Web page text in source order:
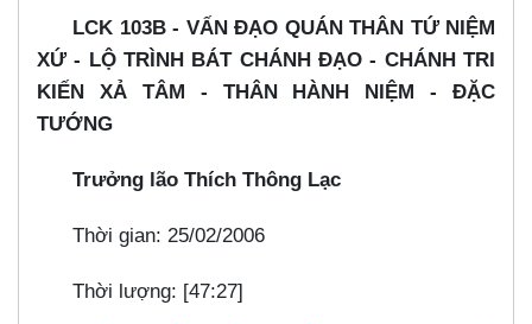
LCK 103B - VẤN ĐẠO QUÁN THÂN TỨ NIỆM
XỨ - LỘ TRÌNH BÁT CHÁNH ĐẠO - CHÁNH TRI
KIẾN XẢ TÂM - THÂN HÀNH NIỆM - ĐẶC
TƯỚNG
Trưởng lão Thích Thông Lạc
Thời gian: 25/02/2006
Thời lượng: [47:27]